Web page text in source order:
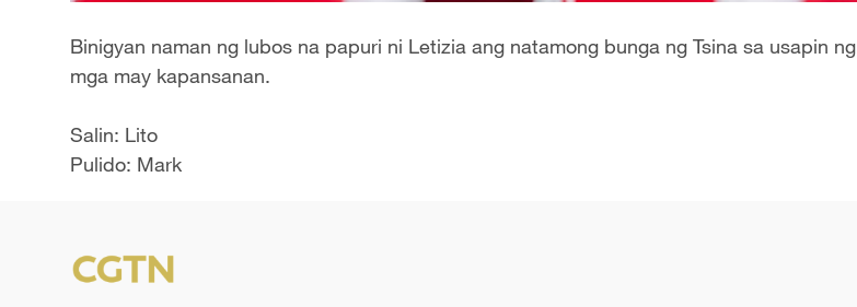
Binigyan naman ng lubos na papuri ni Letizia ang natamong bunga ng Tsina sa usapin ng
mga may kapansanan.
Salin: Lito
Pulido: Mark